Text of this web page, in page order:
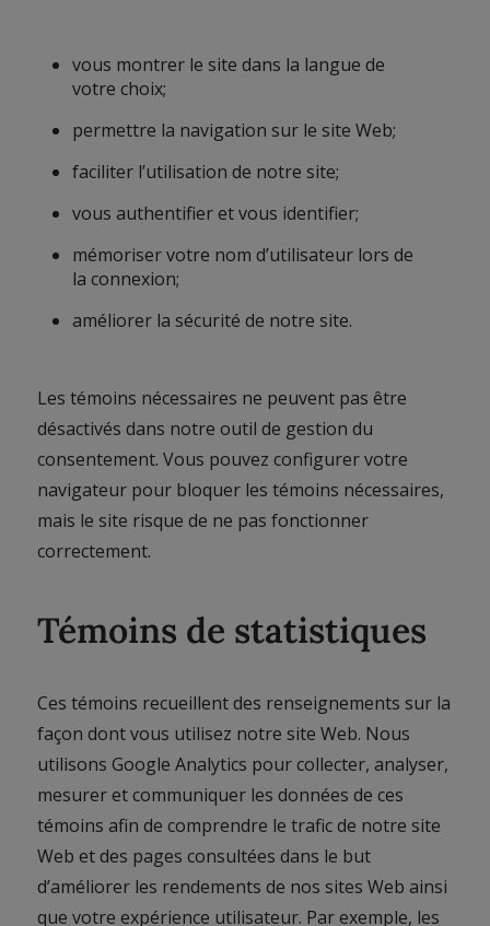
vous montrer le site dans la langue de
votre choix;
permettre la navigation sur le site Web;
faciliter l’utilisation de notre site;
vous authentifier et vous identifier;
mémoriser votre nom d’utilisateur lors de
la connexion;
améliorer la sécurité de notre site.
Les témoins nécessaires ne peuvent pas être
désactivés dans notre outil de gestion du
consentement. Vous pouvez configurer votre
navigateur pour bloquer les témoins nécessaires,
mais le site risque de ne pas fonctionner
correctement.
Témoins de statistiques
Ces témoins recueillent des renseignements sur la
façon dont vous utilisez notre site Web. Nous
utilisons Google Analytics pour collecter, analyser,
mesurer et communiquer les données de ces
témoins afin de comprendre le trafic de notre site
Web et des pages consultées dans le but
d’améliorer les rendements de nos sites Web ainsi
que votre expérience utilisateur. Par exemple, les